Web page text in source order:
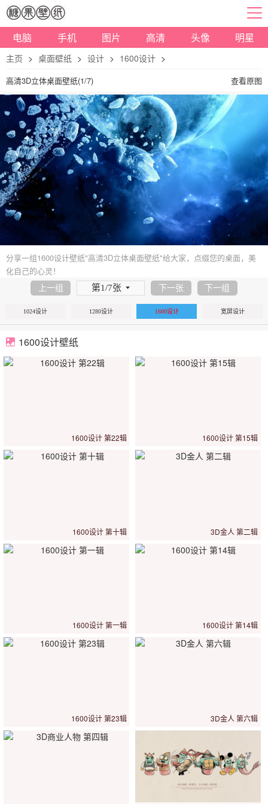
电脑 手机 图片 高清 头像 明星
主页 > 桌面壁纸 > 设计 > 1600设计 >
高清3D立体桌面壁纸(1/7) 查看原图
分享一组1600设计壁纸"高清3D立体桌面壁纸"给大家，点缀您的桌面，美
化自己的心灵！
上一组 第1/7张 下一张 下一组
1024设计 1280设计 1600设计 宽屏设计
1600设计壁纸
1600设计 第22辑 1600设计 第15辑
1600设计 第十辑 3D金人 第二辑
1600设计 第一辑 1600设计 第14辑
1600设计 第23辑 3D金人 第六辑